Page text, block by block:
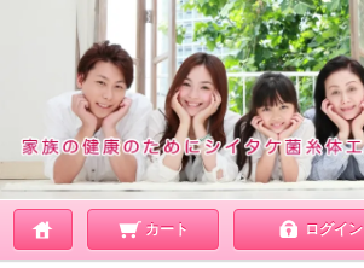
カート ログイン